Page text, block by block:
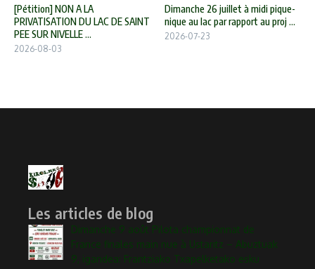
[Pétition] NON A LA
PRIVATISATION DU LAC DE SAINT
PEE SUR NIVELLE ...
2026-08-03
Dimanche 26 juillet à midi pique-
nique au lac par rapport au proj ...
2026-07-23
Les articles de blog
Dimanche 9 août Pilota championnat de
France finales main nue à Ustaritz – Abuztuak
9, igandea: Frantziako Txapelketako esku